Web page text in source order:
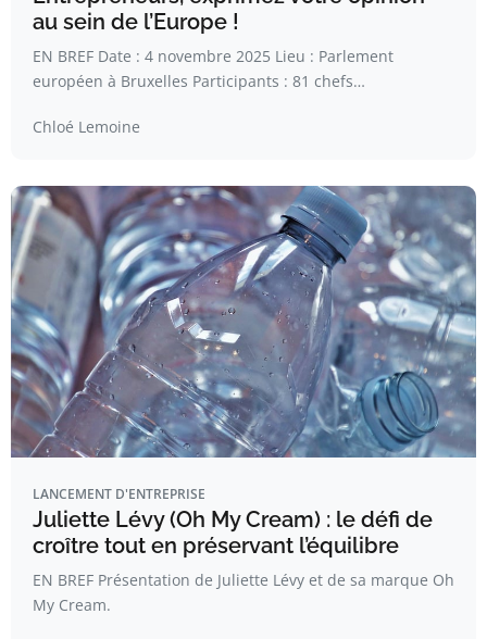
au sein de l’Europe !
EN BREF Date : 4 novembre 2025 Lieu : Parlement
européen à Bruxelles Participants : 81 chefs…
Chloé Lemoine
LANCEMENT D'ENTREPRISE
Juliette Lévy (Oh My Cream) : le défi de
croître tout en préservant l’équilibre
EN BREF Présentation de Juliette Lévy et de sa marque Oh
My Cream.